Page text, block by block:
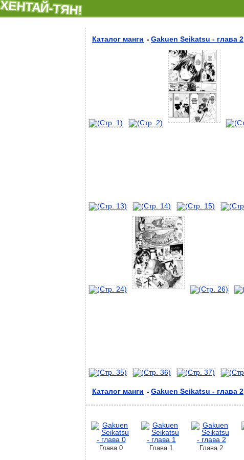
ХЕНТАЙ-ТЯН!
Каталог манги
Gakuen Seikatsu - глава 2
Каталог манги Gakuen Seikatsu - глава 2
Глава 0 Глава 1 Глава 2